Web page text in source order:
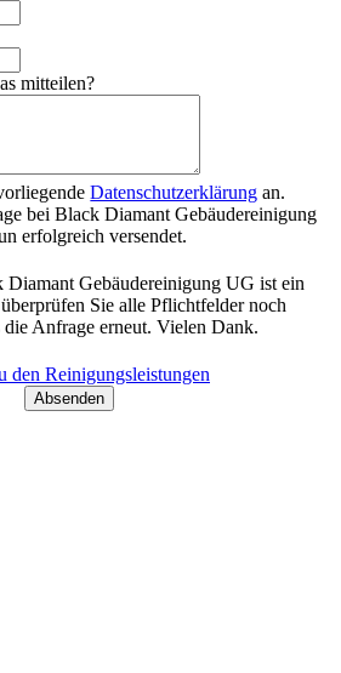
mitteilen?
Datenschutzerklärung an.
bei Black Diamant Gebäudereinigung
erfolgreich versendet.
Gebäudereinigung UG ist ein
Sie alle Pflichtfelder noch
die Anfrage erneut. Vielen Dank.
den Reinigungsleistungen
Absenden